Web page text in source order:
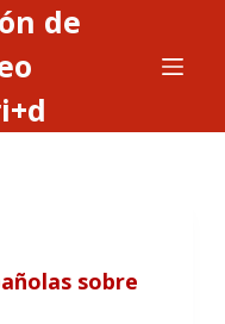
de
sobre